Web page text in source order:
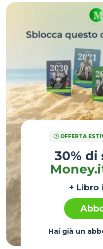
OFFERTA
30% di
+ Libro
Hai già un